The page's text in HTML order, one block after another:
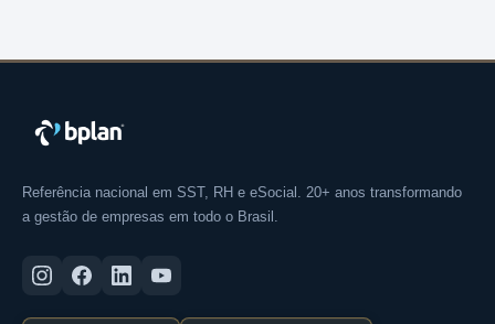
Referência nacional em SST, RH e eSocial. 20+ anos transformando
a gestão de empresas em todo o Brasil.